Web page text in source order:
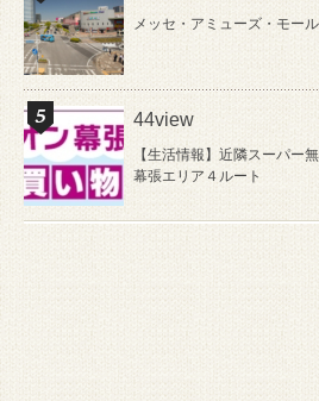
メッセ・アミューズ・モール
44view
【生活情報】近隣スーパ
幕張エリア４ルート